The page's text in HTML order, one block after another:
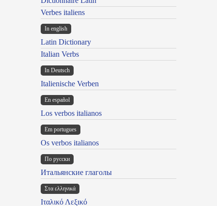
Verbes italiens
In english
Latin Dictionary
Italian Verbs
In Deutsch
Italienische Verben
En español
Los verbos italianos
Em portugues
Os verbos italianos
По русски
Итальянские глаголы
Στα ελληνικά
Ιταλικό Λεξικό